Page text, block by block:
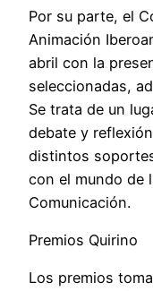
Por su parte, el
Animación
abril con la
seleccionadas,
Se trata de un
debate y
distintos
con el mundo de
Comunicación.
Premios Quirino
Los premios